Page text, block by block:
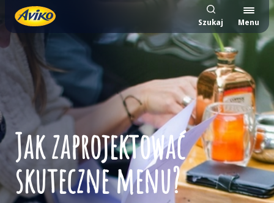
Szukaj Menu
Jak zaprojektować
skuteczne menu?